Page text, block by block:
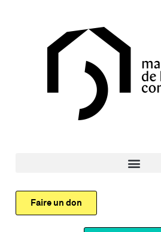
Faire un don